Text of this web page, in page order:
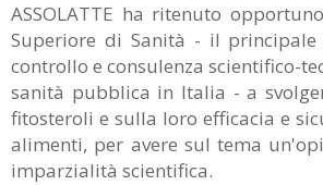
ASSOLATTE ha ritenuto
Superiore di Sanità - il principale
controllo e consulenza scientifico-
sanità pubblica in Italia - a
fitosteroli e sulla loro efficacia e
alimenti, per avere sul tema
imparzialità scientifica.